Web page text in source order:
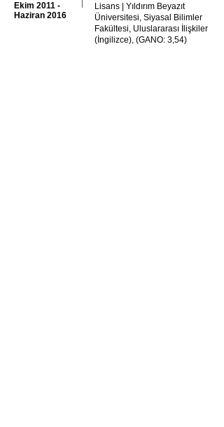
Ekim 2011 -
Haziran 2016
Lisans | Yıldırım Beyazıt
Üniversitesi, Siyasal Bilimler
Fakültesi, Uluslararası İlişkiler
(İngilizce), (GANO: 3,54)